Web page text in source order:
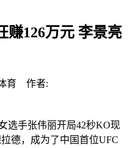
赚126万元 李景亮
育 作者:
手张伟丽开局42秒KO现
德，成为了中国首位UFC